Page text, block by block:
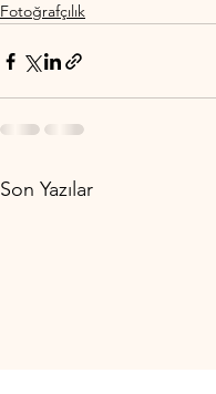
Fotoğrafçılık
Son Yazılar